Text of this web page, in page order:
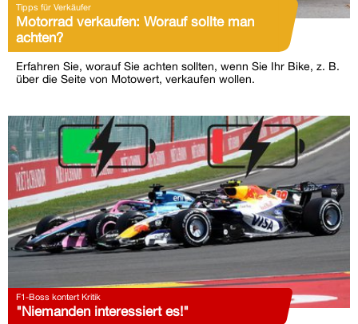
Tipps für Verkäufer
Motorrad verkaufen: Worauf sollte man
achten?
Erfahren Sie, worauf Sie achten sollten, wenn Sie Ihr Bike, z. B.
über die Seite von Motowert, verkaufen wollen.
F1-Boss kontert Kritik
"Niemanden interessiert es!"